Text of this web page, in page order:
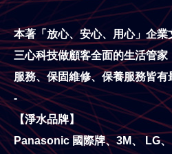
本著「放心、安心、用心」企業
三心科技做顧客全面的生活管
服務、保固維修、保養服務皆有
-
【淨水品牌】
Panasonic 國際牌、3M、 LG